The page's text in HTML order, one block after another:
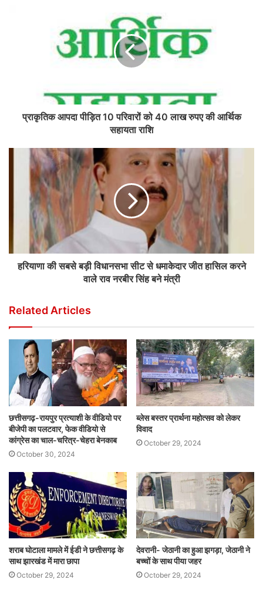
प्राकृतिक आपदा पीड़ित 10 परिवारों को 40 लाख रुपए की आर्थिक
सहायता राशि
हरियाणा की सबसे बड़ी विधानसभा सीट से धमाकेदार जीत हासिल करने
वाले राव नरबीर सिंह बने मंत्री
Related Articles
छत्तीसगढ़-रायपुर प्रत्याशी के वीडियो पर
बीजेपी का पलटवार, फेक वीडियो से
कांग्रेस का चाल-चरित्र-चेहरा बेनकाब
October 30, 2024
ब्लेस बस्तर प्रार्थना महोत्सव को लेकर
विवाद
October 29, 2024
शराब घोटाला मामले में ईडी ने छत्तीसगढ़ के
साथ झारखंड में मारा छापा
October 29, 2024
देवरानी- जेठानी का हुआ झगड़ा, जेठानी ने
बच्चों के साथ पीया जहर
October 29, 2024